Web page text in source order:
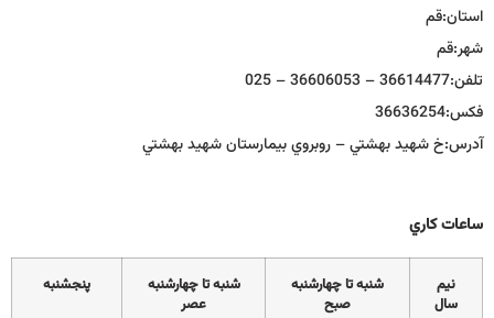
استان:قم
شهر:قم
تلفن:36614477 – 36606053 – 025
فكس:36636254
آدرس:خ شهيد بهشتي – روبروي بيمارستان شهيد بهشتي
ساعات كاري
نيم
سال
شنبه تا چهارشنبه
صبح
شنبه تا چهارشنبه
عصر
پنجشنبه